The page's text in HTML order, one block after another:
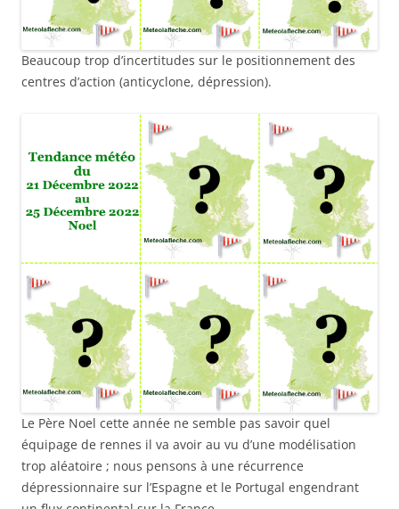
Beaucoup trop d’incertitudes sur le positionnement des
centres d’action (anticyclone, dépression).
Le Père Noel cette année ne semble pas savoir quel
équipage de rennes il va avoir au vu d’une modélisation
trop aléatoire ; nous pensons à une récurrence
dépressionnaire sur l’Espagne et le Portugal engendrant